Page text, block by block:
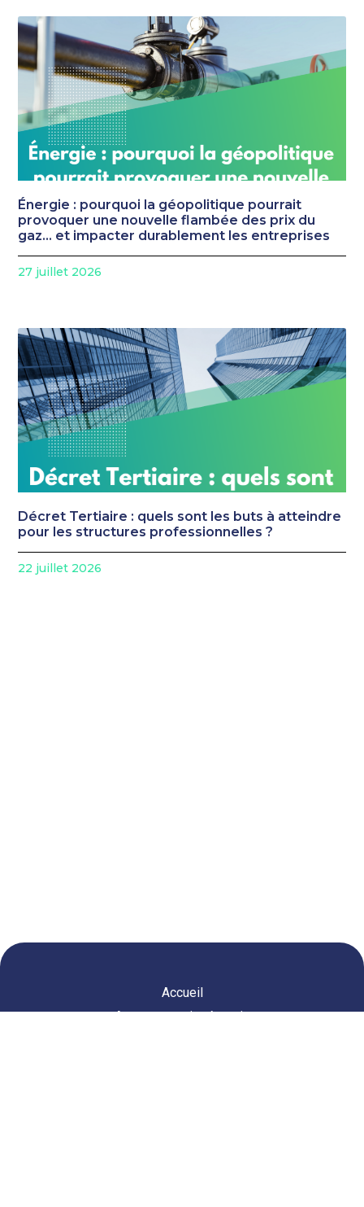
Énergie : pourquoi la géopolitique pourrait
provoquer une nouvelle flambée des prix du
gaz… et impacter durablement les entreprises
27 juillet 2026
Décret Tertiaire : quels sont les buts à atteindre
pour les structures professionnelles ?
22 juillet 2026
Accueil
Agence courtier énergie